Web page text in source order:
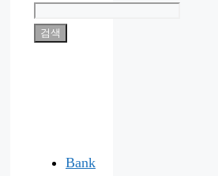
검색
Bank